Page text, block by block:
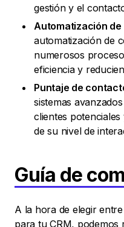
gestión y el
Automatización de
automatización de
numerosos
eficiencia y
Puntaje de
sistemas
clientes
de su nivel de
Guía de
A la hora de elegir
para tu CRM, podemos